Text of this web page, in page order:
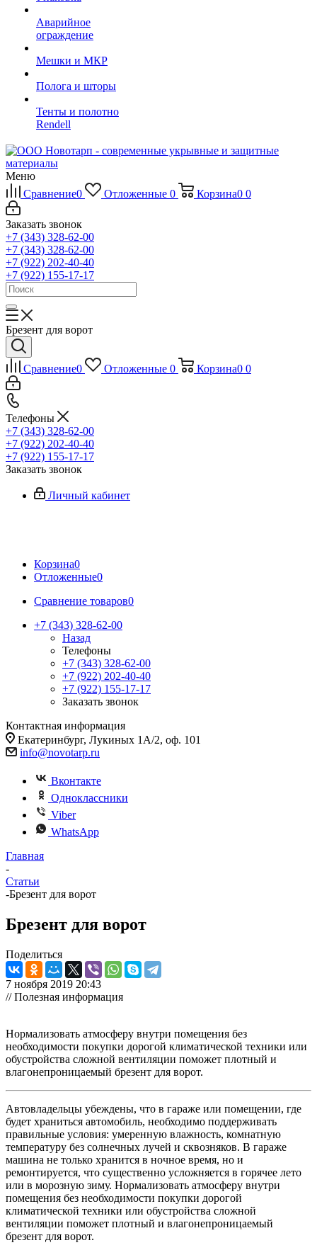
Аварийное
ограждение
Мешки и МКР
Полога и шторы
Тенты и полотно
Rendell
Меню
Сравнение0 Отложенные 0 Корзина0 0
Заказать звонок
+7 (343) 328-62-00
+7 (343) 328-62-00
+7 (922) 202-40-40
+7 (922) 155-17-17
Брезент для ворот
Сравнение0 Отложенные 0 Корзина0 0
Телефоны
+7 (343) 328-62-00
+7 (922) 202-40-40
+7 (922) 155-17-17
Заказать звонок
Личный кабинет
Корзина0
Отложенные0
Сравнение товаров0
+7 (343) 328-62-00
Назад
Телефоны
+7 (343) 328-62-00
+7 (922) 202-40-40
+7 (922) 155-17-17
Заказать звонок
Контактная информация
Екатеринбург, Лукиных 1А/2, оф. 101
info@novotarp.ru
Вконтакте
Одноклассники
Viber
WhatsApp
Главная
-
Статьи
-Брезент для ворот
Брезент для ворот
Поделиться
7 ноября 2019 20:43
// Полезная информация
Нормализовать атмосферу внутри помещения без
необходимости покупки дорогой климатической техники или
обустройства сложной вентиляции поможет плотный и
влагонепроницаемый брезент для ворот.
Автовладельцы убеждены, что в гараже или помещении, где
будет храниться автомобиль, необходимо поддерживать
правильные условия: умеренную влажность, комнатную
температуру без солнечных лучей и сквозняков. В гараже
машина не только хранится в ночное время, но и
ремонтируется, что существенно усложняется в горячее лето
или в морозную зиму. Нормализовать атмосферу внутри
помещения без необходимости покупки дорогой
климатической техники или обустройства сложной
вентиляции поможет плотный и влагонепроницаемый
брезент для ворот.